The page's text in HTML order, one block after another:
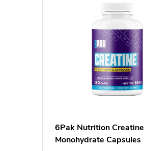
6Pak Nutrition Creatine
Monohydrate Capsules